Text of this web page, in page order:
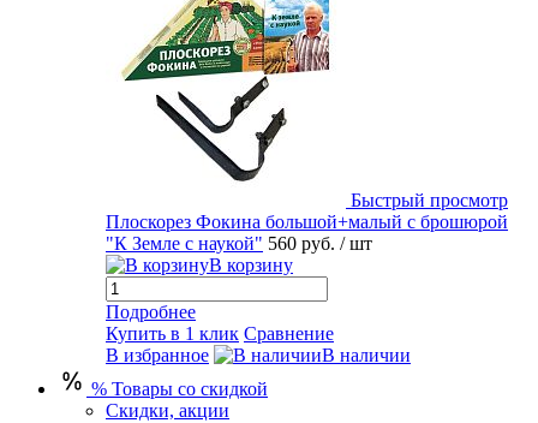
Быстрый просмотр
Плоскорез Фокина большой+малый с брошюрой
"К Земле с наукой" 560 руб. / шт
В корзину
Подробнее
Купить в 1 клик Сравнение
В избранное
В наличии
% Товары со скидкой
Скидки, акции